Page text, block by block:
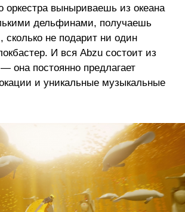
оркестра выныриваешь из океана
дельфинами, получаешь
сколько не подарит ни один
И вся Abzu состоит из
она постоянно предлагает
и уникальные музыкальные